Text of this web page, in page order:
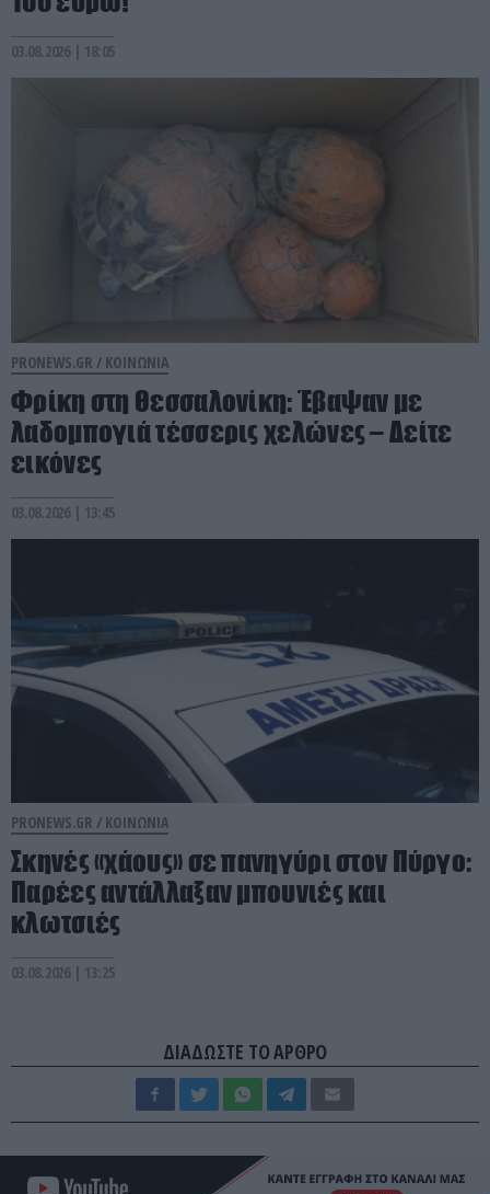
03.08.2026 | 18:05
PRONEWS.GR / ΚΟΙΝΩΝΙΑ
Φρίκη στη Θεσσαλονίκη: Έβαψαν με
λαδομπογιά τέσσερις χελώνες – Δείτε
εικόνες
03.08.2026 | 13:45
PRONEWS.GR / ΚΟΙΝΩΝΙΑ
Σκηνές «χάους» σε πανηγύρι στον Πύργο:
Παρέες αντάλλαξαν μπουνιές και
κλωτσιές
03.08.2026 | 13:25
ΔΙΑΔΩΣΤΕ ΤΟ ΑΡΘΡΟ